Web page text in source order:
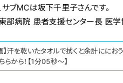
ブMCは坂下千里子さんです。
部病院 患者支援センター長 医学
】汗を乾いたタオルで拭くと余計ににお
らから！【1分05秒～】